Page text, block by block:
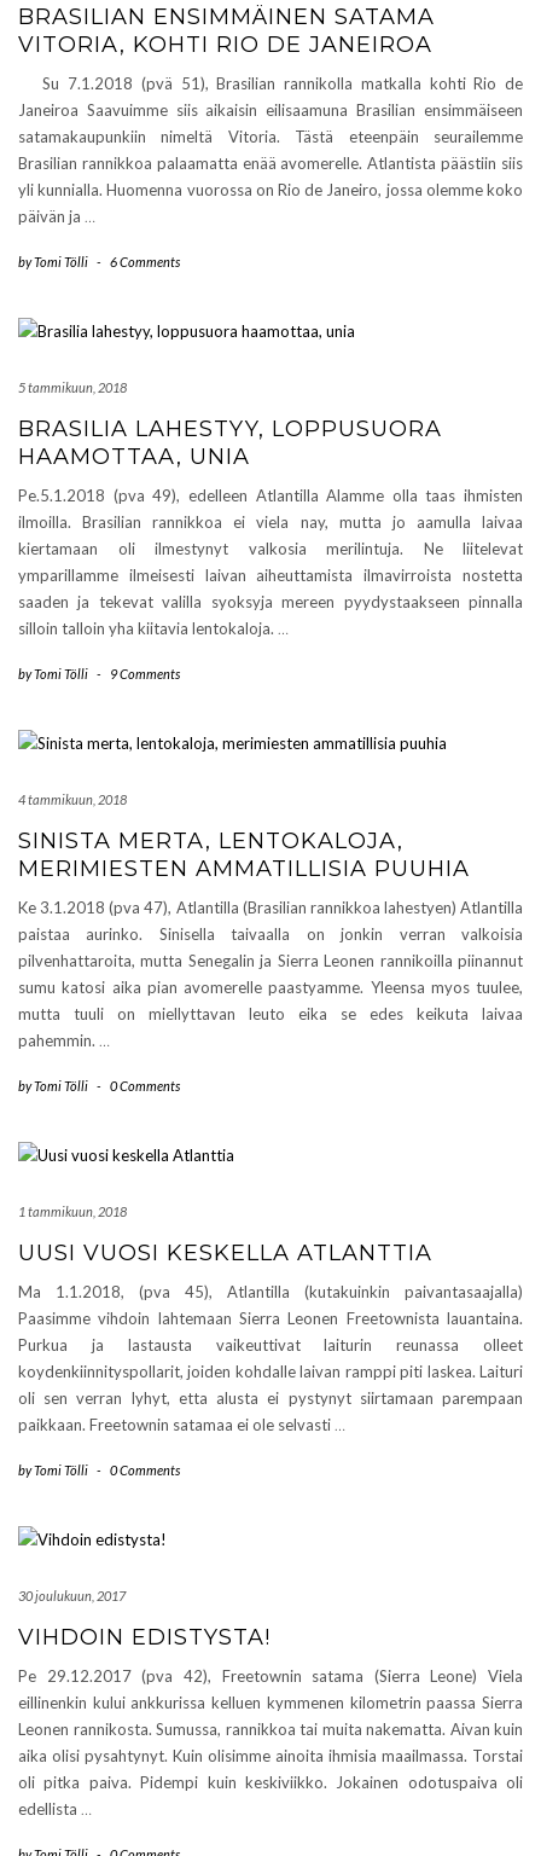
BRASILIAN ENSIMMÄINEN SATAMA
VITORIA, KOHTI RIO DE JANEIROA
Su 7.1.2018 (pvä 51), Brasilian rannikolla matkalla kohti Rio de
Janeiroa Saavuimme siis aikaisin eilisaamuna Brasilian ensimmäiseen
satamakaupunkiin nimeltä Vitoria. Tästä eteenpäin seurailemme
Brasilian rannikkoa palaamatta enää avomerelle. Atlantista päästiin siis
yli kunnialla. Huomenna vuorossa on Rio de Janeiro, jossa olemme koko
päivän ja …
byTomi Tölli - 6 Comments
5 tammikuun, 2018
BRASILIA LAHESTYY, LOPPUSUORA
HAAMOTTAA, UNIA
Pe.5.1.2018 (pva 49), edelleen Atlantilla Alamme olla taas ihmisten
ilmoilla. Brasilian rannikkoa ei viela nay, mutta jo aamulla laivaa
kiertamaan oli ilmestynyt valkosia merilintuja. Ne liitelevat
ymparillamme ilmeisesti laivan aiheuttamista ilmavirroista nostetta
saaden ja tekevat valilla syoksyja mereen pyydystaakseen pinnalla
silloin talloin yha kiitavia lentokaloja. …
byTomi Tölli - 9 Comments
4 tammikuun, 2018
SINISTA MERTA, LENTOKALOJA,
MERIMIESTEN AMMATILLISIA PUUHIA
Ke 3.1.2018 (pva 47), Atlantilla (Brasilian rannikkoa lahestyen) Atlantilla
paistaa aurinko. Sinisella taivaalla on jonkin verran valkoisia
pilvenhattaroita, mutta Senegalin ja Sierra Leonen rannikoilla piinannut
sumu katosi aika pian avomerelle paastyamme. Yleensa myos tuulee,
mutta tuuli on miellyttavan leuto eika se edes keikuta laivaa
pahemmin. …
byTomi Tölli - 0 Comments
1 tammikuun, 2018
UUSI VUOSI KESKELLA ATLANTTIA
Ma 1.1.2018, (pva 45), Atlantilla (kutakuinkin paivantasaajalla)
Paasimme vihdoin lahtemaan Sierra Leonen Freetownista lauantaina.
Purkua ja lastausta vaikeuttivat laiturin reunassa olleet
koydenkiinnityspollarit, joiden kohdalle laivan ramppi piti laskea. Laituri
oli sen verran lyhyt, etta alusta ei pystynyt siirtamaan parempaan
paikkaan. Freetownin satamaa ei ole selvasti …
byTomi Tölli - 0 Comments
30 joulukuun, 2017
VIHDOIN EDISTYSTA!
Pe 29.12.2017 (pva 42), Freetownin satama (Sierra Leone) Viela
eillinenkin kului ankkurissa kelluen kymmenen kilometrin paassa Sierra
Leonen rannikosta. Sumussa, rannikkoa tai muita nakematta. Aivan kuin
aika olisi pysahtynyt. Kuin olisimme ainoita ihmisia maailmassa. Torstai
oli pitka paiva. Pidempi kuin keskiviikko. Jokainen odotuspaiva oli
edellista …